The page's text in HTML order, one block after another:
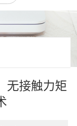
无接触力矩